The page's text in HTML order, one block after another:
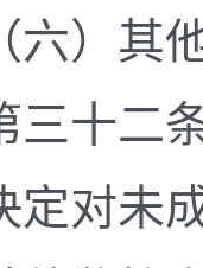
其他
二条
定对未